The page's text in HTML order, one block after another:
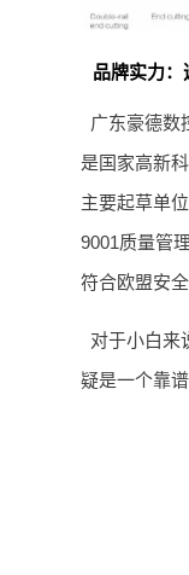
品牌实力：
广东豪德数
是国家高新
主要起草单
9001质量管
符合欧盟安
对于小白来
疑是一个靠